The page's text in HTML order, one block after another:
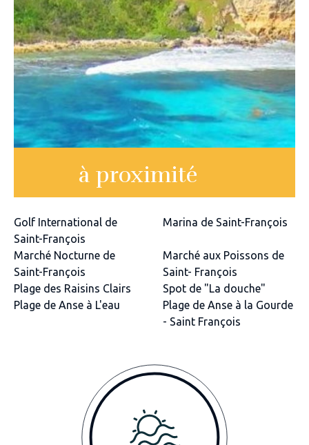
à proximité
Golf International de
Saint-François
Marina de Saint-François
Marché Nocturne de
Saint-François
Marché aux Poissons de
Saint- François
Plage des Raisins Clairs
Spot de "La douche"
Plage de Anse à L'eau
Plage de Anse à la Gourde
- Saint François